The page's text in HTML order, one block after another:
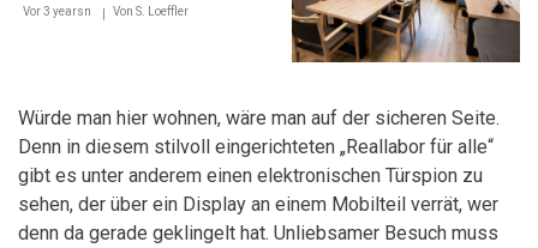
Vor 3 yearsn Von S. Loeffler
Würde man hier wohnen, wäre man auf der sicheren Seite.
Denn in diesem stilvoll eingerichteten „Reallabor für alle“
gibt es unter anderem einen elektronischen Türspion zu
sehen, der über ein Display an einem Mobilteil verrät, wer
denn da gerade geklingelt hat. Unliebsamer Besuch muss